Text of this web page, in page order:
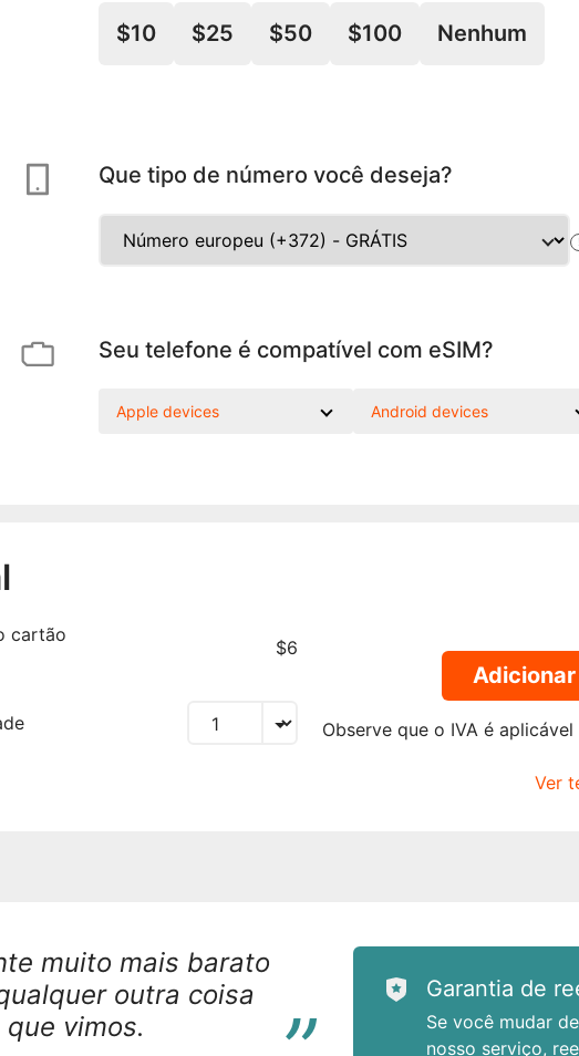
$10 $25 $50 $100 Nenhum
Que tipo de número você deseja?
Seu telefone é compatível com eSIM?
Apple devices Android devices
cartão
$6
Observe que o IVA é
Ver
muito mais barato
outra coisa
que vimos.
“ Garantia de
Se você mudar
nosso serviço,